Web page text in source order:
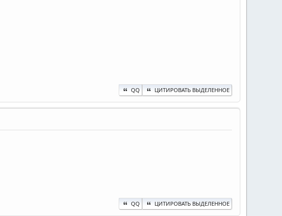
QQ ЦИТИРОВАТЬ ВЫДЕЛЕННОЕ
QQ ЦИТИРОВАТЬ ВЫДЕЛЕННОЕ